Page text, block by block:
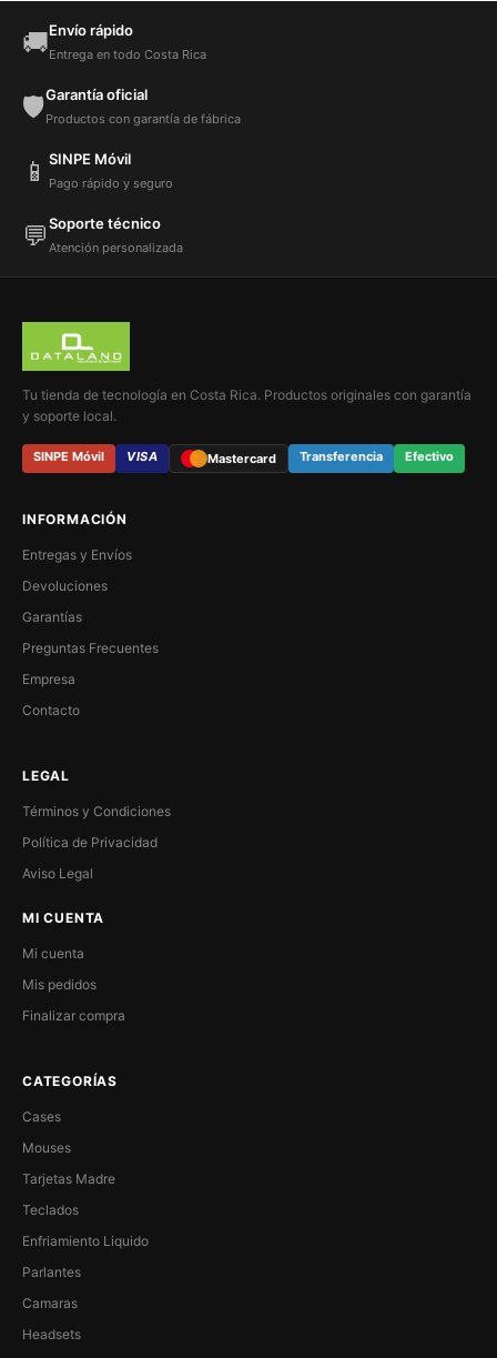
🚚Envío rápido
Entrega en todo Costa Rica
🛡️Garantía oficial
Productos con garantía de fábrica
📱 SINPE Móvil
Pago rápido y seguro
💬Soporte técnico
Atención personalizada
Tu tienda de tecnología en Costa Rica. Productos originales con garantía
y soporte local.
SINPE Móvil VISA Mastercard Transferencia Efectivo
INFORMACIÓN
Entregas y Envíos
Devoluciones
Garantías
Preguntas Frecuentes
Empresa
Contacto
LEGAL
Términos y Condiciones
Política de Privacidad
Aviso Legal
MI CUENTA
Mi cuenta
Mis pedidos
Finalizar compra
CATEGORÍAS
Cases
Mouses
Tarjetas Madre
Teclados
Enfriamiento Liquido
Parlantes
Camaras
Headsets